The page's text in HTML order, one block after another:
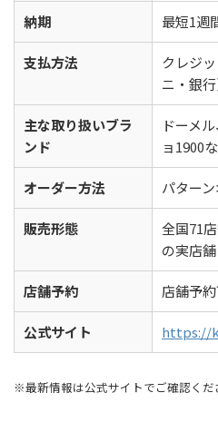
納期 最短1週
支払方法
クレジ
ニ・銀行
主な取り扱いブラ
ンド
ドーメ
ョ1900
オーダー方法 パター
販売形態
全国71
の実店
店舗予約 店舗予約
公式サイト https://
※最新情報は公式サイトでご確認くだ